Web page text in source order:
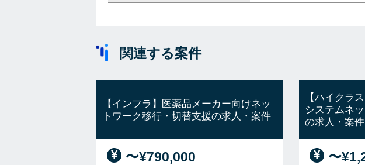
関連する案件
【インフラ】医薬品メーカー向けネッ
トワーク移行・切替支援の求人・案件
〜¥790,000
【ハイクラ
システムネ
の求人・案件
〜